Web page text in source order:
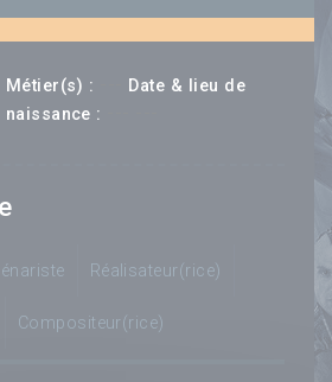
Métier(s) :
Date & lieu de
naissance :
Réalisateur(rice)
Compositeur(rice)